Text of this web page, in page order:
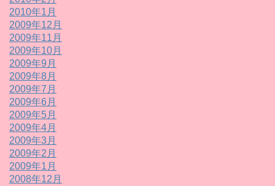
2010年1月
2009年12月
2009年11月
2009年10月
2009年9月
2009年8月
2009年7月
2009年6月
2009年5月
2009年4月
2009年3月
2009年2月
2009年1月
2008年12月